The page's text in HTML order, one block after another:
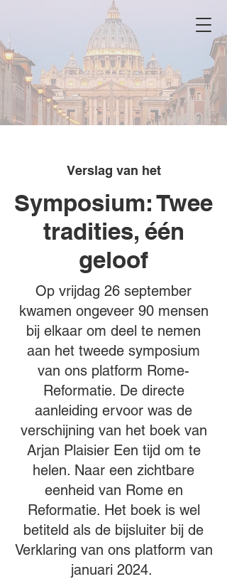
Verslag van het
Symposium: Twee
tradities, één
geloof
Op vrijdag 26 september
kwamen ongeveer 90 mensen
bij elkaar om deel te nemen
aan het tweede symposium
van ons platform Rome-
Reformatie. De directe
aanleiding ervoor was de
verschijning van het boek van
Arjan Plaisier Een tijd om te
helen. Naar een zichtbare
eenheid van Rome en
Reformatie. Het boek is wel
betiteld als de bijsluiter bij de
Verklaring van ons platform van
januari 2024.